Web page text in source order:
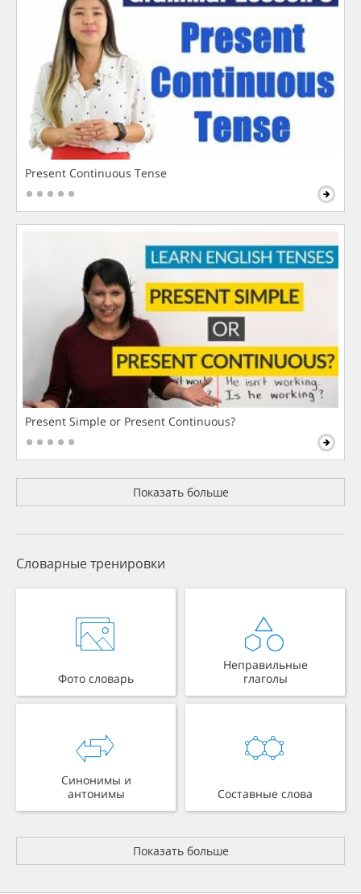
Present Continuous Tense
Present Simple or Present Continuous?
Показать больше
Словарные тренировки
Фото словарь
Неправильные
глаголы
Синонимы и
антонимы
Составные слова
Показать больше